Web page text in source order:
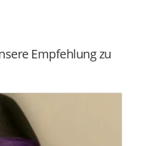
Empfehlung zu